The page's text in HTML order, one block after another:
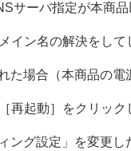
サーバ指定が本商
イン名の解決をして
た場合（本商品の電
再起動］をクリック
ング設定」を変更し